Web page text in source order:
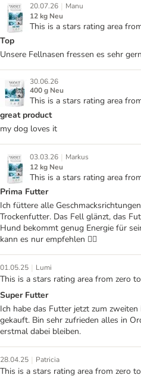
20.07.26 | Manu
12 kg Neu
This is a stars rating area
Top
Unsere Fellnasen fressen es sehr
30.06.26
400 g Neu
This is a stars rating area
great product
my dog loves it
03.03.26 | Markus
12 kg Neu
This is a stars rating area
Prima Futter
Ich füttere alle
Trockenfutter. Das Fell glänzt, das
Hund bekommt genug Energie für
kann es nur empfehlen 👍🏻
01.05.25 | Lumi
This is a stars rating area from zero
Super Futter
Ich habe das Futter jetzt zum
gekauft. Bin sehr zufrieden alles in
erstmal dabei bleiben.
28.04.25 | Patricia
This is a stars rating area from zero